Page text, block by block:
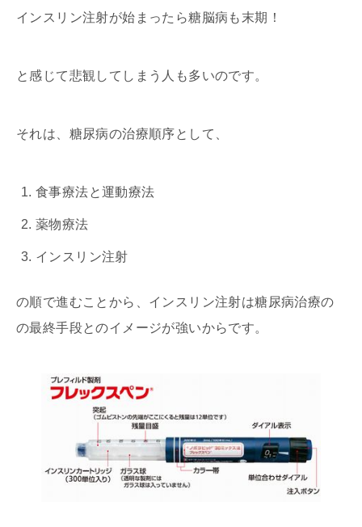
インスリン注射が始まったら糖脳病も末期！
と感じて悲観してしまう人も多いのです。
それは、糖尿病の治療順序として、
食事療法と運動療法
薬物療法
インスリン注射
の順で進むことから、インスリン注射は糖尿病治療の
の最終手段とのイメージが強いからです。